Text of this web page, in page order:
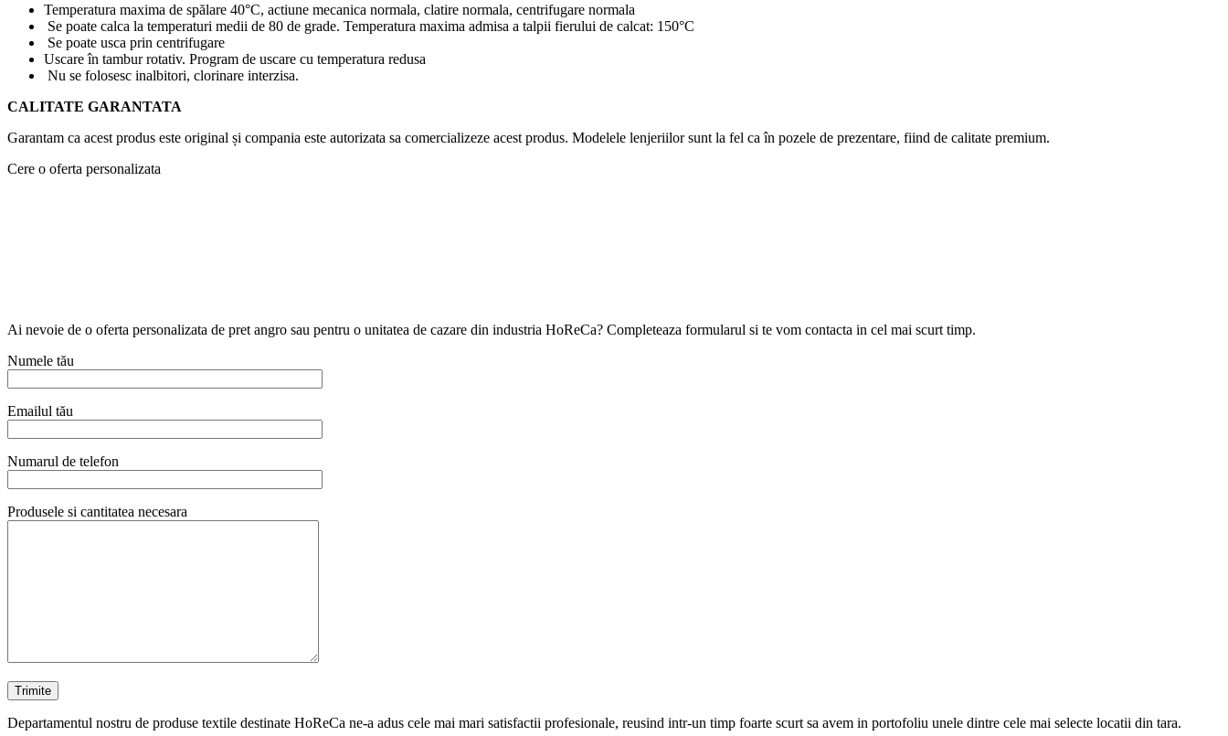
Temperatura maxima de spălare 40°C, actiune mecanica normala, clatire normala, centrifugare normala
Se poate calca la temperaturi medii de 80 de grade. Temperatura maxima admisa a talpii fierului de calcat: 150°C
Se poate usca prin centrifugare
Uscare în tambur rotativ. Program de uscare cu temperatura redusa
Nu se folosesc inalbitori, clorinare interzisa.
CALITATE GARANTATA
Garantam ca acest produs este original și compania este autorizata sa comercializeze acest produs. Modelele lenjeriilor sunt la fel ca în pozele de prezentare, fiind de calitate premium.
Cere o oferta personalizata
Ai nevoie de o oferta personalizata de pret angro sau pentru o unitatea de cazare din industria HoReCa? Completeaza formularul si te vom contacta in cel mai scurt timp.
Numele tău
Emailul tău
Numarul de telefon
Produsele si cantitatea necesara
Departamentul nostru de produse textile destinate HoReCa ne-a adus cele mai mari satisfactii profesionale, reusind intr-un timp foarte scurt sa avem in portofoliu unele dintre cele mai selecte locatii din tara.